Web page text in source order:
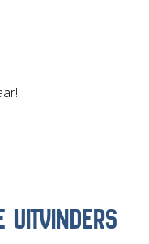
UITVINDERS